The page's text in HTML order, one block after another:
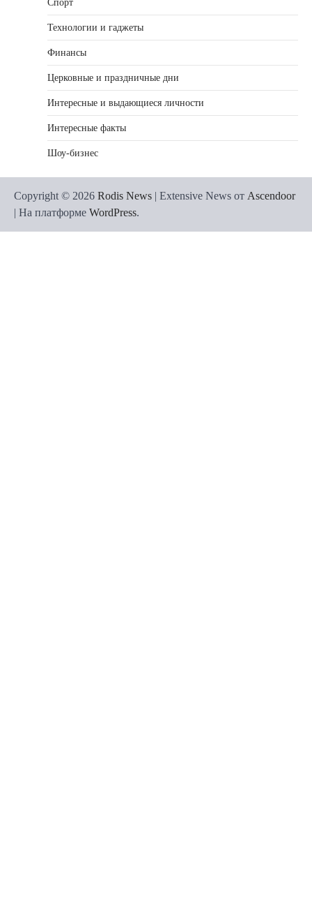
Спорт
Технологии и гаджеты
Финансы
Церковные и праздничные дни
Интересные и выдающиеся личности
Интересные факты
Шоу-бизнес
Copyright © 2026 Rodis News | Extensive News от Ascendoor
| На платформе WordPress.